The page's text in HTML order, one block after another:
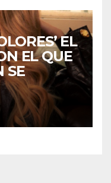
EL
EL QUE
SE